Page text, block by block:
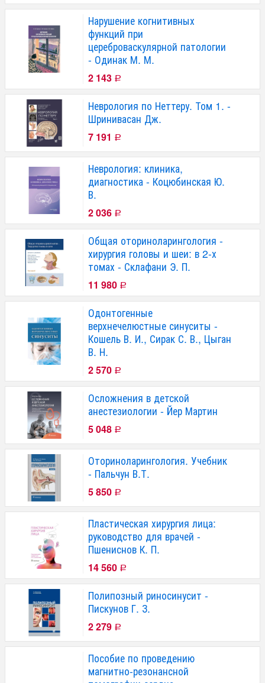
Нарушение когнитивных
функций при
цереброваскулярной патологии
- Одинак М. М.
2 143 Р
Неврология по Неттеру. Том 1. -
Шринивасан Дж.
7 191 Р
Неврология: клиника,
диагностика - Коцюбинская Ю.
В.
2 036 Р
Общая оториноларингология -
хирургия головы и шеи: в 2-х
томах - Склафани Э. П.
11 980 Р
Одонтогенные
верхнечелюстные синуситы -
Кошель В. И., Сирак С. В., Цыган
В. Н.
2 570 Р
Осложнения в детской
анестезиологии - Йер Мартин
5 048 Р
Оториноларингология. Учебник
- Пальчун В.Т.
5 850 Р
Пластическая хирургия лица:
руководство для врачей -
Пшениснов К. П.
14 560 Р
Полипозный риносинусит -
Пискунов Г. З.
2 279 Р
Пособие по проведению
магнитно-резонансной